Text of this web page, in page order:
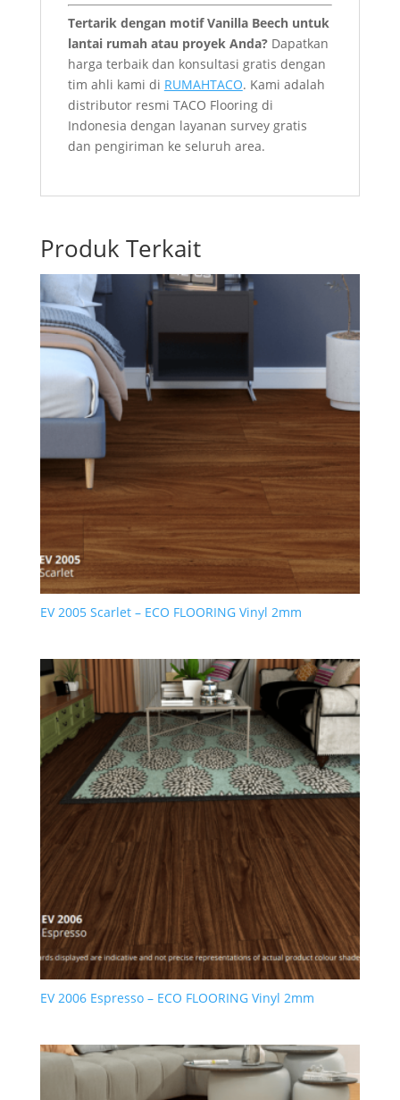
Tertarik dengan motif Vanilla Beech untuk
lantai rumah atau proyek Anda?Dapatkan
harga terbaik dan konsultasi gratis dengan
tim ahli kami di RUMAHTACO. Kami adalah
distributor resmi TACO Flooring di
Indonesia dengan layanan survey gratis
dan pengiriman ke seluruh area.
Produk Terkait
EV 2005 Scarlet – ECO FLOORING Vinyl 2mm
EV 2006 Espresso – ECO FLOORING Vinyl 2mm